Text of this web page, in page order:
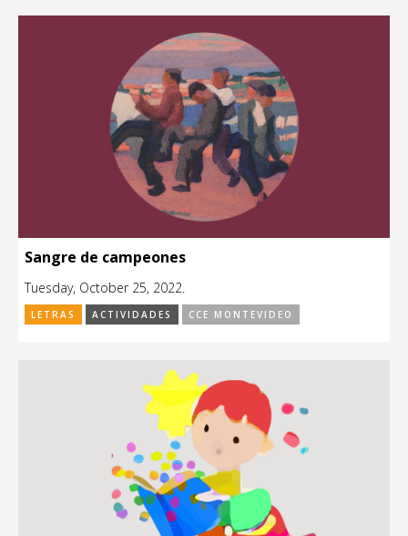
Sangre de campeones
Tuesday, October 25, 2022.
LETRAS ACTIVIDADES CCE MONTEVIDEO